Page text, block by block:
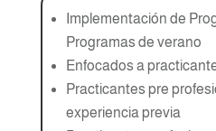
Implementación de
Programas de verano
Enfocados a
Practicantes pre
experiencia previa